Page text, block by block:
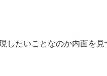
したいことなのか 内面を